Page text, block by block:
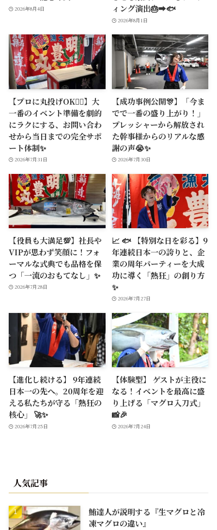
2026年8月4日
ィング演出🎂➡️🐟
2026年8月1日
【プロに丸投げOK🙆‍♂️】大
一番のイベント準備を劇的
にラクにする、お問い合わ
せから当日までの完全サポ
ート体制✨
2026年7月31日
【成功事例公開🎊】「今ま
でで一番の盛り上がり！」
プレッシャーから解放され
た幹事様からのリアルな感
謝の声😭✨
2026年7月30日
【役員も大満足💯】社長や
VIPが思わず笑顔に！フォ
ーマルな式典でも品格を保
つ「一流のおもてなし」✨
2026年7月28日
📈 🐟 【特別な日を彩る】9
年連続日本一の誇りと、企
業の周年パーティーを大成
功に導く「熱狂」の創り方
✨
2026年7月27日
【進化し続ける】 9年連続
日本一の先へ。20周年を迎
える私たちが守る「熱狂の
核心」 🚀✨
2026年7月25日
【体験型】 ゲストが主役に
なる！イベントを最高に盛
り上げる「マグロ入刀式」
📸🎉
2026年7月24日
人気記事
鮪達人が説明する『生マグロと冷
凍マグロの違い』